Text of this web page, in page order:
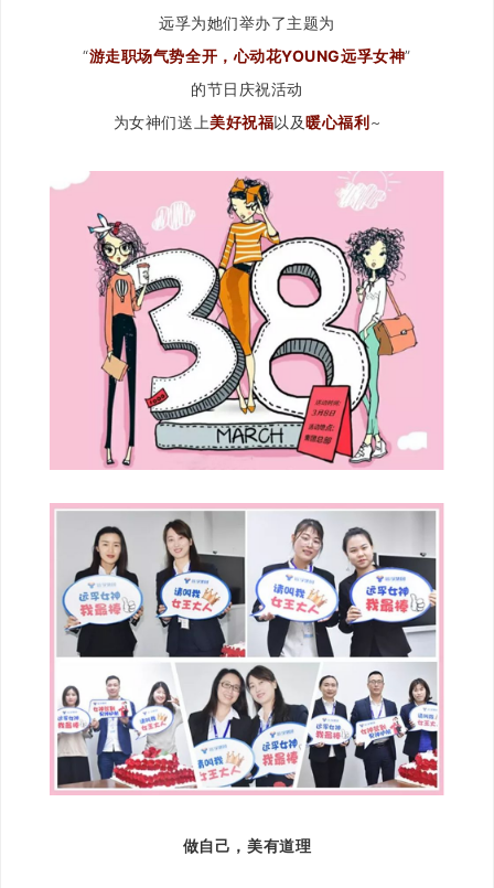
远孚为她们举办了主题为
“游走职场气势全开，心动花YOUNG远孚女神”
的节日庆祝活动
为女神们送上美好祝福以及暖心福利~
做自己，美有道理